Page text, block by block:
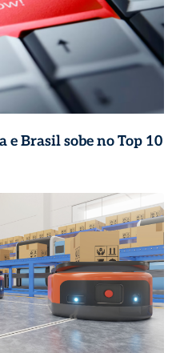
e Brasil sobe no Top 10